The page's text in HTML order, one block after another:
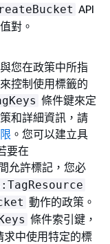
API
對。
您在政策中所指
控制使用標籤的
條件鍵來定
和詳細資訊，請
。您可以建立具
要在
允許標記，您必
動作的政策。
條件索引鍵，
求中使用特定的標